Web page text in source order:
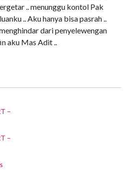
.. menunggu kontol Pak
.. Aku hanya bisa pasrah ..
dari penyelewengan
aku Mas Adit ..
–
–